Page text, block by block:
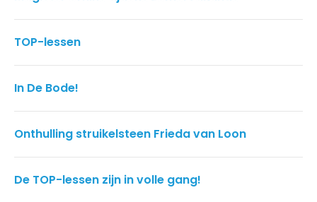
TOP-lessen
In De Bode!
Onthulling struikelsteen Frieda van Loon
De TOP-lessen zijn in volle gang!